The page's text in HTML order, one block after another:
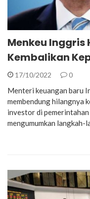
Menkeu Inggris
Kembalikan
17/10/2022 0
Menteri keuangan baru
membendung hilangnya
investor di
mengumumkan langkah-